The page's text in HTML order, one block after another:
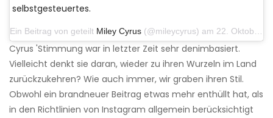
selbstgesteuertes.
Ein Beitrag von geteilt Miley Cyrus (@mileycyrus) am 22. Oktober 2019 um 11:39 Uhr PDT
Cyrus 'Stimmung war in letzter Zeit sehr denimbasiert.
Vielleicht denkt sie daran, wieder zu ihren Wurzeln im Land
zurückzukehren? Wie auch immer, wir graben ihren Stil.
Obwohl ein brandneuer Beitrag etwas mehr enthüllt hat, als
in den Richtlinien von Instagram allgemein berücksichtigt